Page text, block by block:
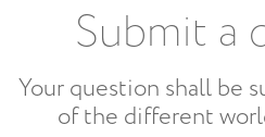
Submit a
Your question shall be
of the different